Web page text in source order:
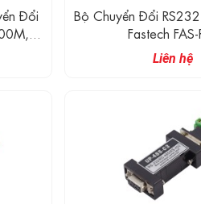
Đổi
1
Bộ Chuyển Đổi
Fastech FAS-
Liên hệ